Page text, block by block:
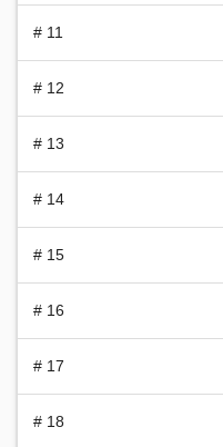
# 11
# 12
# 13
# 14
# 15
# 16
# 17
# 18